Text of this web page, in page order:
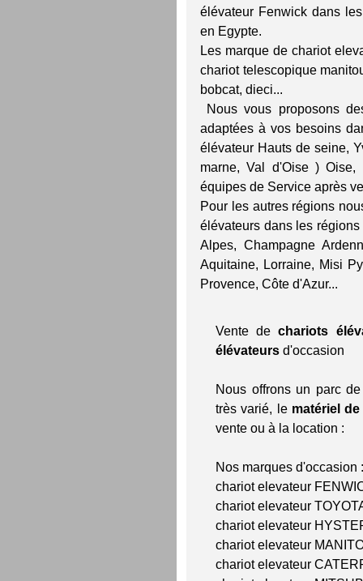
élévateur Fenwick dans
en Egypte.
Les marque de chariot
chariot telescopique
bobcat, dieci...
Nous vous proposons
adaptées à vos besoins
élévateur Hauts de seine,
marne, Val d'Oise )
équipes de Service après
Pour les autres régions
élévateurs dans les
Alpes, Champagne
Aquitaine, Lorraine, Misi
Provence, Côte d'Azur...
Vente dechariots
élévateurs d'occasion
Nous offrons un parc
très varié, le matériel
vente ou à la location :
Nos marques d'occasion :
chariot elevateur
chariot elevateur
chariot elevateur
chariot elevateur
chariot elevateur